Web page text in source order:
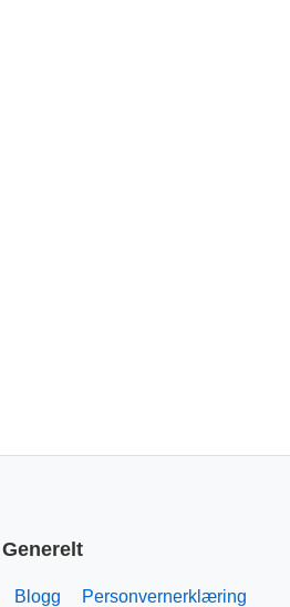
Generelt
Blogg Personvernerklæring